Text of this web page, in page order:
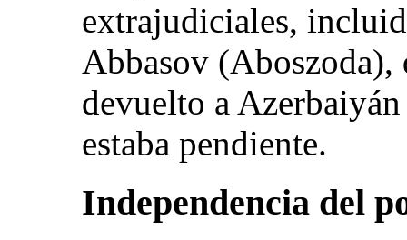
extrajudiciales,
Abbasov (Aboszoda),
devuelto a
estaba pendiente.
Independencia del